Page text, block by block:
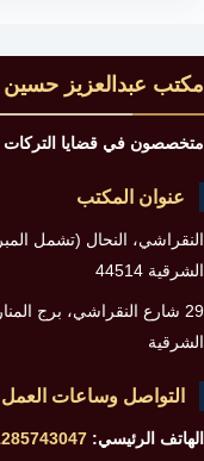
التأمين
المشترك
على
الأخطاء
يجب
مكتب عبدالعزيز حسين
متخصصون في قضايا التركات
عنوان المكتب
النقراشي، النحال (تشمل
الشرقية 44514
29 شارع النقراشي، برج
الشرقية
التواصل وساعات العمل
الهاتف الرئيسي: